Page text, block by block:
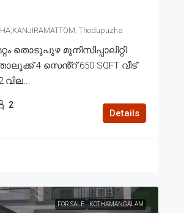
Thodupuzha
തൊടുപുഴ മുനിസിപ്പാലിറ്റി
4 സെൻ്റ് 650 SQFT വീട്
2
Details
FOR SALE KOTHAMANGALAM